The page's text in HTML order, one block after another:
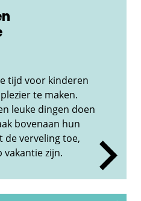
tijd voor kinderen
te maken.
leuke dingen doen
bovenaan hun
de verveling toe,
vakantie zijn.